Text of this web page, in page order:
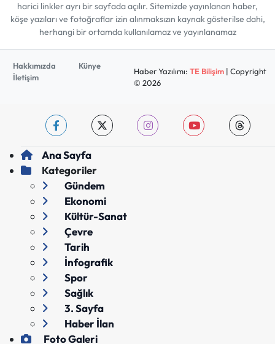
harici linkler ayrı bir sayfada açılır. Sitemizde yayınlanan haber,
köşe yazıları ve fotoğraflar izin alınmaksızın kaynak gösterilse dahi,
herhangi bir ortamda kullanılamaz ve yayınlanamaz
Hakkımızda
Künye
İletişim
Haber Yazılımı: TE Bilişim| Copyright
© 2026
Ana Sayfa
Kategoriler
Gündem
Ekonomi
Kültür-Sanat
Çevre
Tarih
İnfografik
Spor
Sağlık
3. Sayfa
Haber İlan
Foto Galeri